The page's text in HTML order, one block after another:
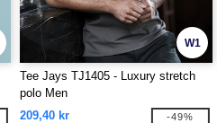
W1
Tee Jays TJ1405 - Luxury stretch
polo Men
209,40 kr
-49%